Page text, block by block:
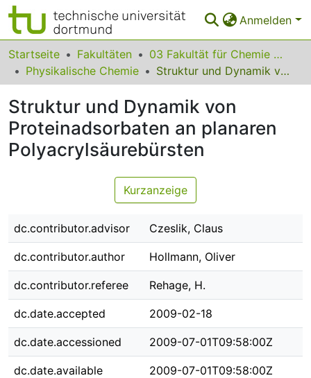
Anmelden
Bereiche & Sammlungen
Das gesamte Repositorium
Statistiken
FAQ
Leitlinien
Startseite Fakultäten
03 Fakultät für Chemie und Chemische Biologie
Physikalische Chemie
Struktur und Dynamik von Proteinadsorbaten an planaren Polyacrylsäurebürsten
Struktur und Dynamik von
Proteinadsorbaten an planaren
Polyacrylsäurebürsten
Kurzanzeige
dc.contributor.advisor Czeslik, Claus
dc.contributor.author Hollmann, Oliver
dc.contributor.referee Rehage, H.
dc.date.accepted 2009-02-18
dc.date.accessioned 2009-07-01T09:58:00Z
dc.date.available 2009-07-01T09:58:00Z